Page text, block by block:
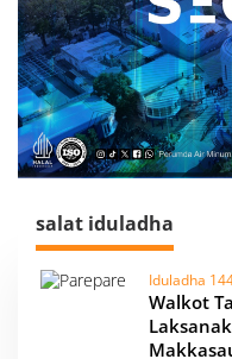
salat iduladha
Iduladha
Walkot